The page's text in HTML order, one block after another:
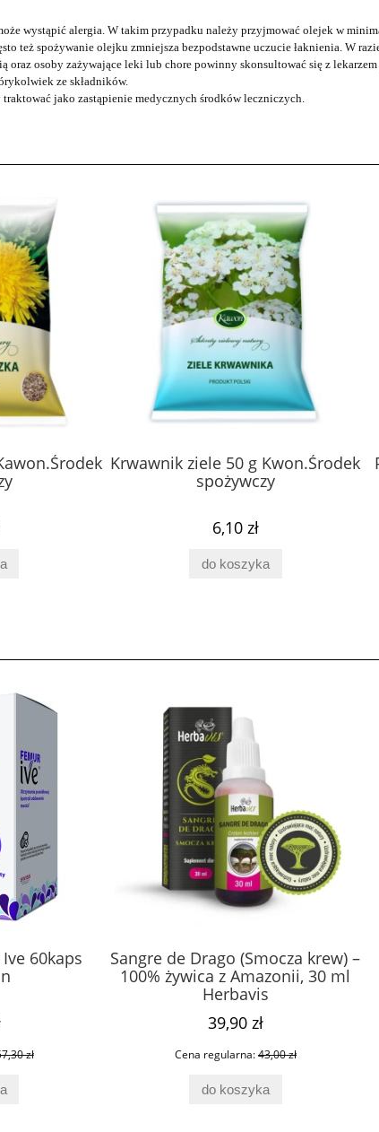
Spermidyna 60 kaps Pharmovit
65,00 zł
do koszyka
wystąpić alergia. W takim przypadku należy przyjmować olejek w
też spożywanie olejku zmniejsza bezpodstawne uczucie łaknienia. W
oraz osoby zażywające leki lub chore powinny skonsultować się z
ze składników.
jako zastąpienie medycznych środków leczniczych.
Krwawnik ziele 50 g Kwon.Środek
spożywczy
6,10 zł
do koszyka
Ive 60kaps
zł
Sangre de Drago (Smocza krew) –
100% żywica z Amazonii, 30 ml
Herbavis
39,90 zł
Cena regularna:43,00 zł
do koszyka